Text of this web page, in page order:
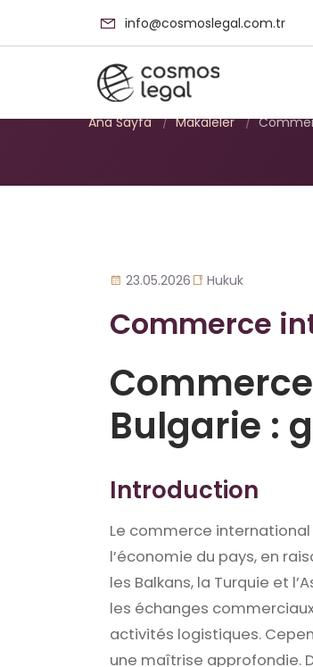
info@cosmoslegal.com.tr
Commerce
Ana Sayfa / Makaleler /
23.05.2026 Hukuk
Commerce
Bulgarie :
Introduction
Le commerce international
l’économie du pays, en
les Balkans, la Turquie et
les échanges
activités logistiques.
une maîtrise approfondie.